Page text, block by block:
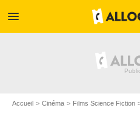
menu
Accueil Cinéma Films Science Fiction